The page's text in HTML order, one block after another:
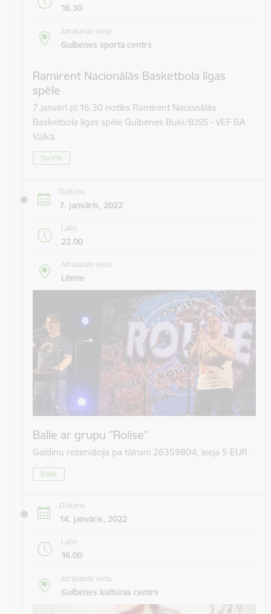
16.30
Atrašanās vieta
Gulbenes sporta centrs
Ramirent Nacionālās Basketbola līgas
spēle
7.janvārī pl.16.30 notiks Ramirent Nacionālās
Basketbola līgas spēle Gulbenes Buki/BJSS - VEF BA
Valkā.
Sports
Datums
7. janvāris, 2022
Laiks
22.00
Atrašanās vieta
Litene
Balle ar grupu "Rolise"
Galdiņu rezervācija pa tālruni 26359804, ieeja 5 EUR.
Balle
Datums
14. janvāris, 2022
Laiks
16.00
Atrašanās vieta
Gulbenes kultūras centrs